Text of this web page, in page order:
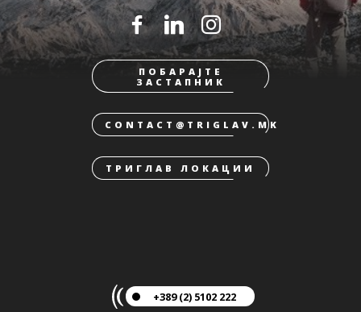
ПОБАРАЈТЕ
ЗАСТАПНИК
CONTACT@TRIGLAV.MK
ТРИГЛАВ ЛОКАЦИИ
+389 (2) 5102 222